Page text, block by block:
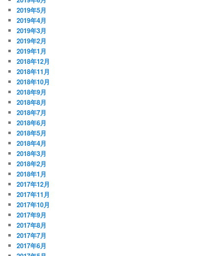
2019年5月
2019年4月
2019年3月
2019年2月
2019年1月
2018年12月
2018年11月
2018年10月
2018年9月
2018年8月
2018年7月
2018年6月
2018年5月
2018年4月
2018年3月
2018年2月
2018年1月
2017年12月
2017年11月
2017年10月
2017年9月
2017年8月
2017年7月
2017年6月